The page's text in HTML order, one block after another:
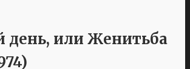
день, или Женитьба